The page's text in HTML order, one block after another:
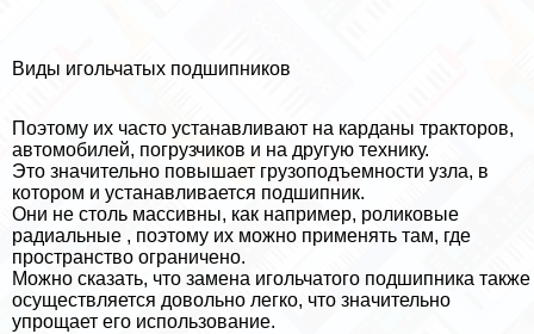
Виды игольчатых подшипников
Поэтому их часто устанавливают на карданы тpaкторов,
автомобилей, погрузчиков и на другую технику.
Это значительно повышает грузоподъемности узла, в
котором и устанавливается подшипник.
Они не столь массивны, как например, роликовые
радиальные , поэтому их можно применять там, где
прострaнcтво ограничено.
Можно сказать, что замена игольчатого подшипника также
осуществляется довольно легко, что значительно
упрощает его использование.